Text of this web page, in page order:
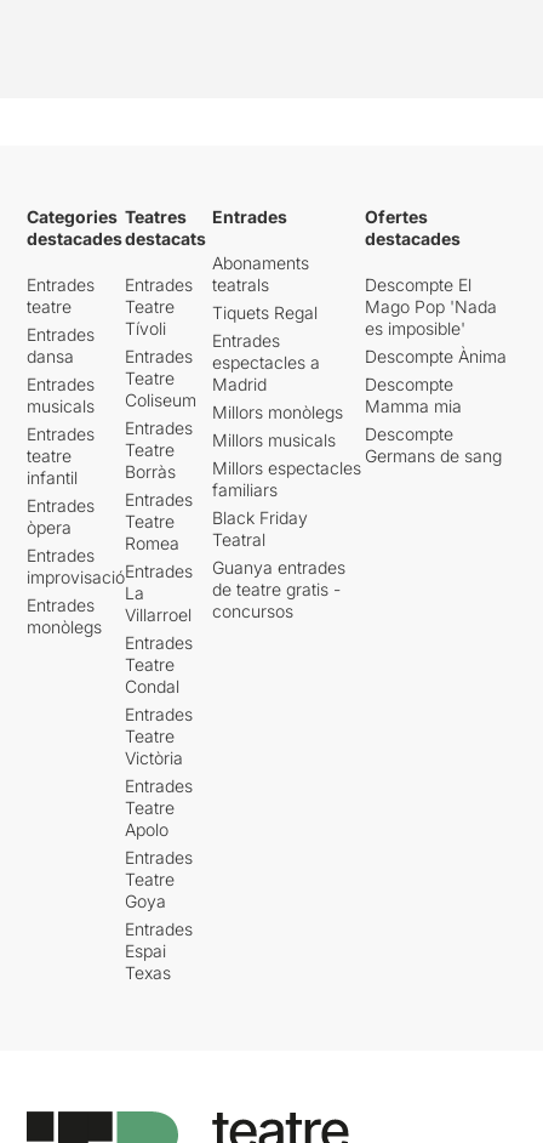
Categories
destacades
Entrades
teatre
Entrades
dansa
Entrades
musicals
Entrades
teatre
infantil
Entrades
òpera
Entrades
improvisació
Entrades
monòlegs
Teatres
destacats
Entrades
Teatre
Tívoli
Entrades
Teatre
Coliseum
Entrades
Teatre
Borràs
Entrades
Teatre
Romea
Entrades
La
Villarroel
Entrades
Teatre
Condal
Entrades
Teatre
Victòria
Entrades
Teatre
Apolo
Entrades
Teatre
Goya
Entrades
Espai
Texas
Entrades
Abonaments
teatrals
Tiquets Regal
Entrades
espectacles a
Madrid
Millors monòlegs
Millors musicals
Millors espectacles
familiars
Black Friday
Teatral
Guanya entrades
de teatre gratis -
concursos
Ofertes
destacades
Descompte El
Mago Pop 'Nada
es imposible'
Descompte Ànima
Descompte
Mamma mia
Descompte
Germans de sang